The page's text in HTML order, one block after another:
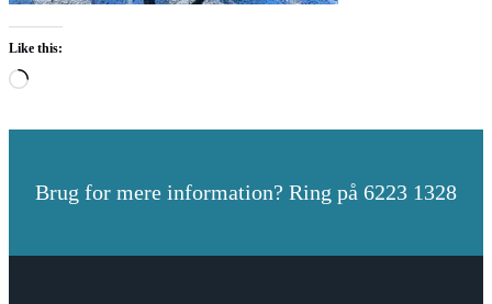
Like this:
Loading…
Brug for mere information? Ring på 6223 1328